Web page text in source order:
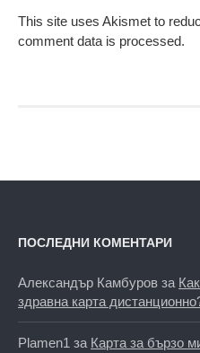
This site uses Akismet to
comment data is processed.
ПОСЛЕДНИ КОМЕНТАРИ
Александър Камбуров за
здравна карта
Plamen1 за Карта за бързо